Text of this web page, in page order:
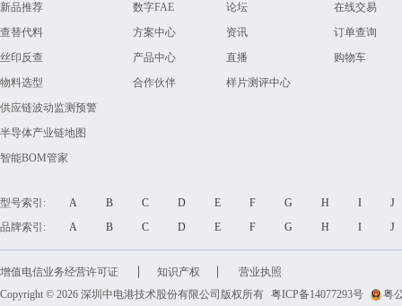
新品推荐
查替代料
丝印反查
物料选型
供应链波动监测预警
半导体产业链地图
智能BOM管家
数字FAE
方案中心
产品中心
合作伙伴
论坛
资讯
直播
样片测评中心
在线交易
订单查询
购物车
型号索引: A B C D E F G H I
品牌索引:
A B C D E F G H I
增值电信业务经营许可证 知识产权
营业执照
Copyright © 2026 深圳中电港技术股份有限公司版权所有 粤ICP备14077293号 粤